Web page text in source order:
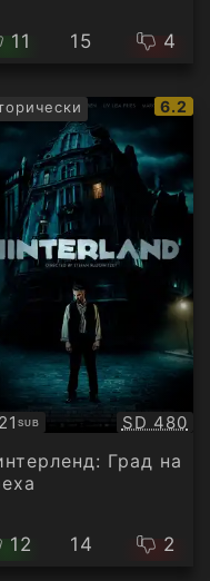
11 15 4
IMDb
6.2
SUB SD 480
Град на
12 14 2